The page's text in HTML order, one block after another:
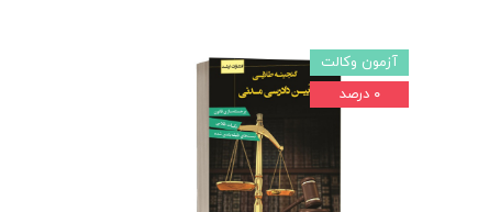
آزمون وکالت
۰ درصد